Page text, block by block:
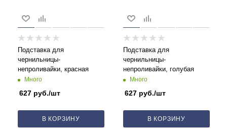
Подставка для
чернильницы-
непроливайки, красная
Много
627 руб./шт
В КОРЗИНУ
Подставка для
чернильницы-
непроливайки, голубая
Много
627 руб./шт
В КОРЗИНУ